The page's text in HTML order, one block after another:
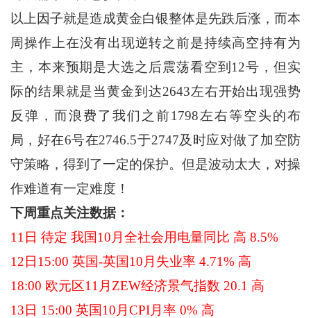
以上因子就是造成黄金白银整体是先跌后涨，而本
周操作上在没有出现逆转之前是持续高空持有为
主，本来预期是大选之后震荡看空到12号，但实
际的结果就是当黄金到达2643左右开始出现强势
反弹，而浪费了我们之前1798左右等空头的布
局，好在6号在2746.5于2747及时应对做了加空防
守策略，得到了一定的保护。但是波动太大，对操
作难道有一定难度！
下周重点关注数据：
11日 待定 我国10月全社会用电量同比 高 8.5%
12日15:00 英国-英国10月失业率 4.71% 高
18:00 欧元区11月ZEW经济景气指数 20.1 高
13日 15:00 英国10月CPI月率 0% 高